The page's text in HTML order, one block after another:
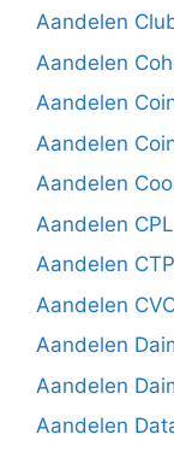
Aandelen
Aandelen
Aandelen
Aandelen
Aandelen
Aandelen
Aandelen
Aandelen
Aandelen
Aandelen
Aandelen